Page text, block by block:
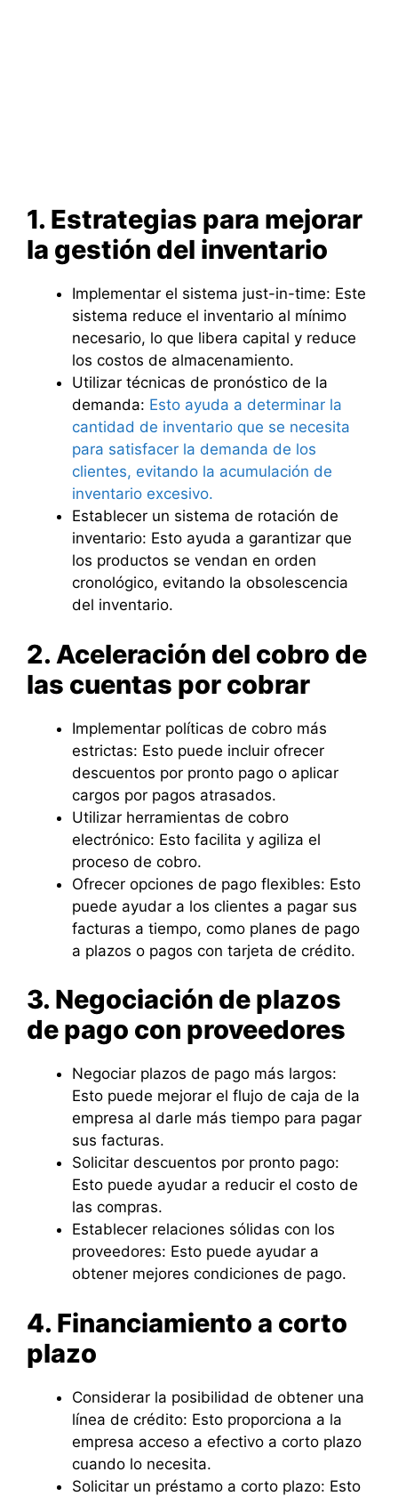
1. Estrategias para mejorar
la gestión del inventario
Implementar el sistema just-in-time: Este
sistema reduce el inventario al mínimo
necesario, lo que libera capital y reduce
los costos de almacenamiento.
Utilizar técnicas de pronóstico de la
demanda: Esto ayuda a determinar la
cantidad de inventario que se necesita
para satisfacer la demanda de los
clientes, evitando la acumulación de
inventario excesivo.
Establecer un sistema de rotación de
inventario: Esto ayuda a garantizar que
los productos se vendan en orden
cronológico, evitando la obsolescencia
del inventario.
2. Aceleración del cobro de
las cuentas por cobrar
Implementar políticas de cobro más
estrictas: Esto puede incluir ofrecer
descuentos por pronto pago o aplicar
cargos por pagos atrasados.
Utilizar herramientas de cobro
electrónico: Esto facilita y agiliza el
proceso de cobro.
Ofrecer opciones de pago flexibles: Esto
puede ayudar a los clientes a pagar sus
facturas a tiempo, como planes de pago
a plazos o pagos con tarjeta de crédito.
3. Negociación de plazos
de pago con proveedores
Negociar plazos de pago más largos:
Esto puede mejorar el flujo de caja de la
empresa al darle más tiempo para pagar
sus facturas.
Solicitar descuentos por pronto pago:
Esto puede ayudar a reducir el costo de
las compras.
Establecer relaciones sólidas con los
proveedores: Esto puede ayudar a
obtener mejores condiciones de pago.
4. Financiamiento a corto
plazo
Considerar la posibilidad de obtener una
línea de crédito: Esto proporciona a la
empresa acceso a efectivo a corto plazo
cuando lo necesita.
Solicitar un préstamo a corto plazo: Esto